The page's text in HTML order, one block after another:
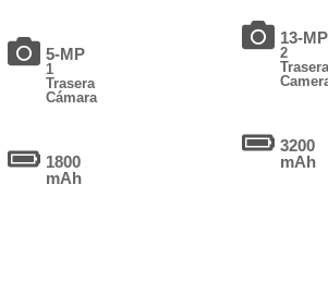
5-MP
1
Trasera
Cámara
1800
mAh
13-MP
2
3200
mAh